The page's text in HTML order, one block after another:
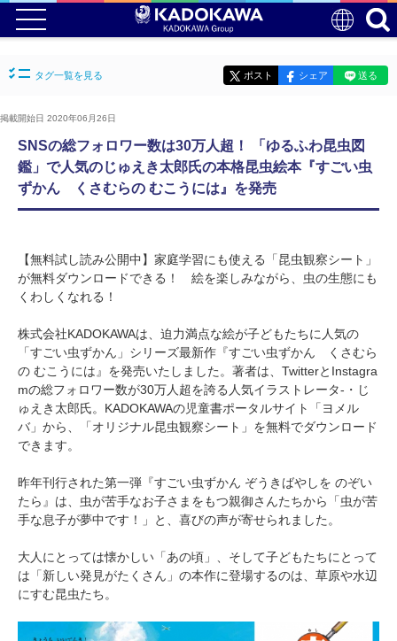
タグ一覧を見る ポスト シェア 送る
掲載開始日 2020年06月26日
SNSの総フォロワー数は30万人超！ 「ゆるふわ昆虫図
鑑」で人気のじゅえき太郎氏の本格昆虫絵本『すごい虫
ずかん くさむらの むこうには』を発売
【無料試し読み公開中】家庭学習にも使える「昆虫観察シート」
が無料ダウンロードできる！ 絵を楽しみながら、虫の生態にも
くわしくなれる！
株式会社KADOKAWAは、迫力満点な絵が子どもたちに人気の
「すごい虫ずかん」シリーズ最新作『すごい虫ずかん くさむら
の むこうには』を発売いたしました。著者は、TwitterとInstagra
mの総フォロワー数が30万人超を誇る人気イラストレータ-・じ
ゅえき太郎氏。KADOKAWAの児童書ポータルサイト「ヨメル
バ」から、「オリジナル昆虫観察シート」を無料でダウンロード
できます。
昨年刊行された第一弾『すごい虫ずかん ぞうきばやしを のぞい
たら』は、虫が苦手なお子さまをもつ親御さんたちから「虫が苦
手な息子が夢中です！」と、喜びの声が寄せられました。
大人にとっては懐かしい「あの頃」、そして子どもたちにとって
は「新しい発見がたくさん」の本作に登場するのは、草原や水辺
にすむ昆虫たち。